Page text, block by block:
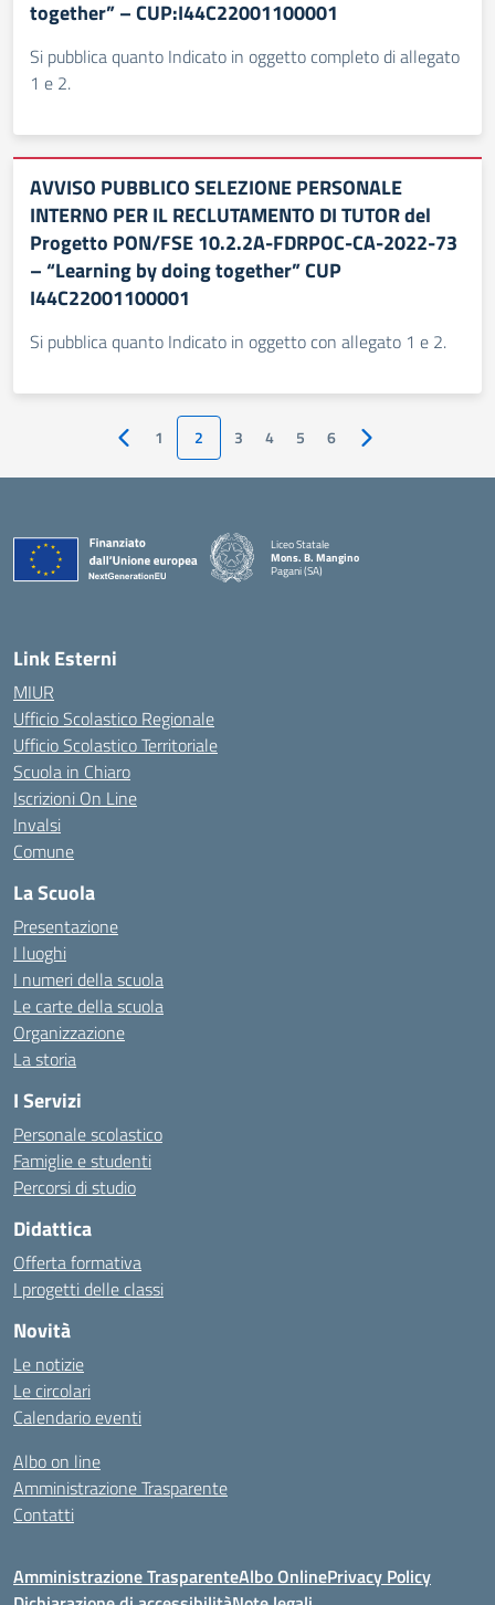
together” – CUP:I44C22001100001
Si pubblica quanto Indicato in oggetto completo di allegato
1 e 2.
AVVISO PUBBLICO SELEZIONE PERSONALE
INTERNO PER IL RECLUTAMENTO DI TUTOR del
Progetto PON/FSE 10.2.2A-FDRPOC-CA-2022-73
– “Learning by doing together” CUP
I44C22001100001
Si pubblica quanto Indicato in oggetto con allegato 1 e 2.
Pagina precedente
1 2 3 4 5 6 Pagina successiva
Liceo Statale
Mons. B. Mangino
Pagani (SA)
— Visita la pagina iniziale della scuola
Link Esterni
MIUR
Ufficio Scolastico Regionale
Ufficio Scolastico Territoriale
Scuola in Chiaro
Iscrizioni On Line
Invalsi
Comune
La Scuola
Presentazione
I luoghi
I numeri della scuola
Le carte della scuola
Organizzazione
La storia
I Servizi
Personale scolastico
Famiglie e studenti
Percorsi di studio
Didattica
Offerta formativa
I progetti delle classi
Novità
Le notizie
Le circolari
Calendario eventi
Albo on line
Amministrazione Trasparente
Contatti
Amministrazione TrasparenteAlbo OnlinePrivacy Policy